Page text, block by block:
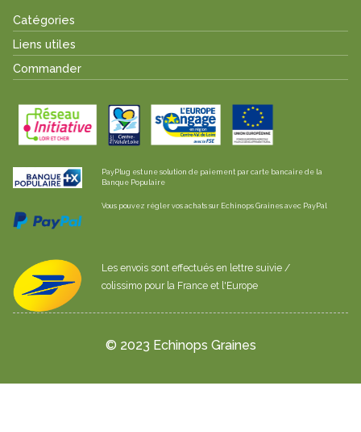
Catégories
Liens utiles
Commander
PayPlug est une solution de paiement par carte bancaire de la
Banque Populaire
Vous pouvez régler vos achats sur Echinops Graines avec PayPal
Les envois sont effectués en lettre suivie /
colissimo pour la France et l'Europe
© 2023 Echinops Graines